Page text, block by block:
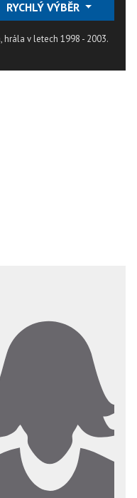
RYCHLÝ VÝBĚR
hrála v letech 1998 - 2003.